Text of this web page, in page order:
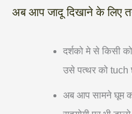
अब आप जादू दिखाने के लिए
दर्शको मे से किसी
उसे पत्थर को tuch
अब आप सामने घूम